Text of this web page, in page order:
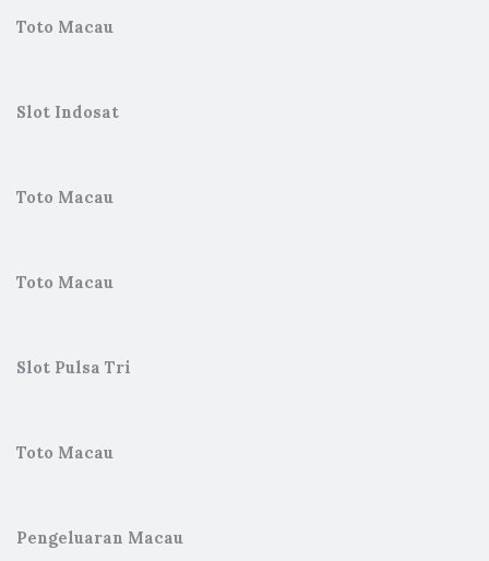
Toto Macau
Slot Indosat
Toto Macau
Toto Macau
Slot Pulsa Tri
Toto Macau
Pengeluaran Macau